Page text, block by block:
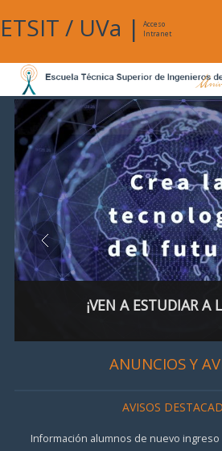
ETSIT / UVa |
Acceso
Intranet
¡VEN A ESTUDIAR A
ANUNCIOS Y
AVISOS
Información alumnos de nuevo ingreso